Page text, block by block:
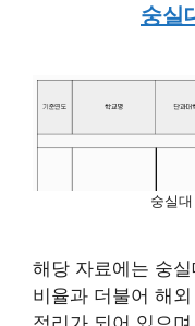
숭실
숭실
해당 자료에는 숭
비율과 더불어 해